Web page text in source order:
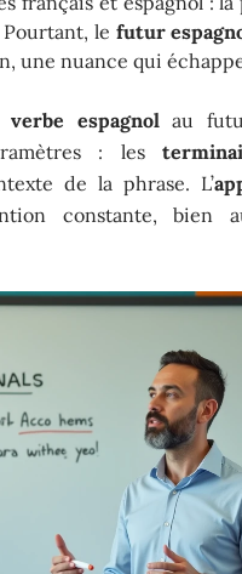
le futur
une nuance qui
verbe espagnolau
: les
de la phrase. L’
constante, bien